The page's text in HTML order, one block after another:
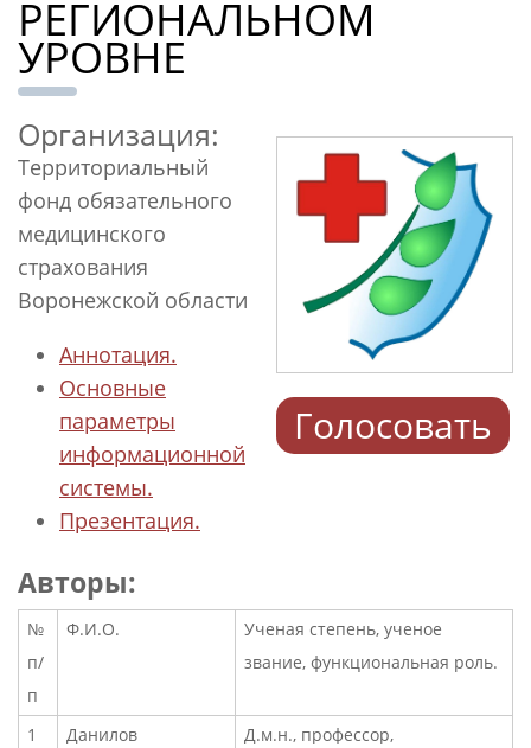
РЕГИОНАЛЬНОМ
УРОВНЕ
Голосовать
Организация:
Территориальный
фонд обязательного
медицинского
страхования
Воронежской области
Аннотация.
Основные
параметры
информационной
системы.
Презентация.
Авторы:
№
п/
п
Ф.И.О.
Ученая степень, ученое
звание, функциональная роль.
1
Данилов
Д.м.н., профессор,